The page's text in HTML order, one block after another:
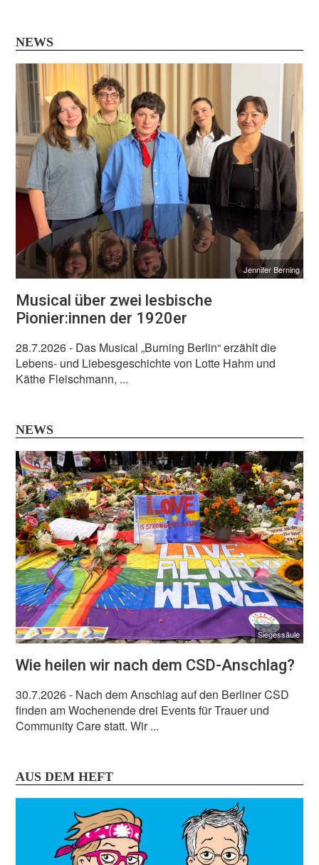
NEWS
Jennifer Berning
Musical über zwei lesbische
Pionier:innen der 1920er
28.7.2026- Das Musical „Burning Berlin“ erzählt die
Lebens- und Liebesgeschichte von Lotte Hahm und
Käthe Fleischmann, ...
NEWS
Siegessäule
Wie heilen wir nach dem CSD-Anschlag?
30.7.2026- Nach dem Anschlag auf den Berliner CSD
finden am Wochenende drei Events für Trauer und
Community Care statt. Wir ...
AUS DEM HEFT